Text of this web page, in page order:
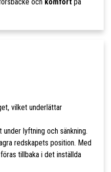
och komfortpå
vilket underlättar
lyftning och sänkning.
redskapets position. Med
tillbaka i det inställda